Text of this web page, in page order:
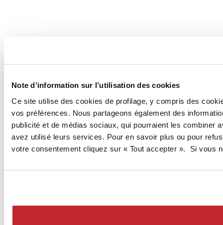
Note d’information sur l’utilisation des cookies
Ce site utilise des cookies de profilage, y compris des
vos préférences. Nous partageons également des
publicité et de médias sociaux, qui pourraient les combiner
avez utilisé leurs services. Pour en savoir plus ou pour
votre consentement cliquez sur « Tout accepter ». Si vous